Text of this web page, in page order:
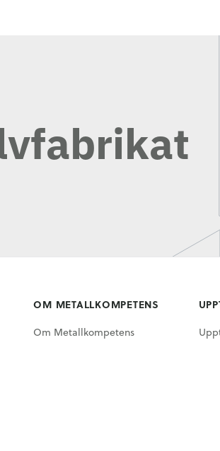
OM METALLKOMPETENS
Om Metallkompetens